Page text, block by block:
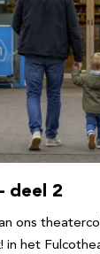
deel 2
ons
in het